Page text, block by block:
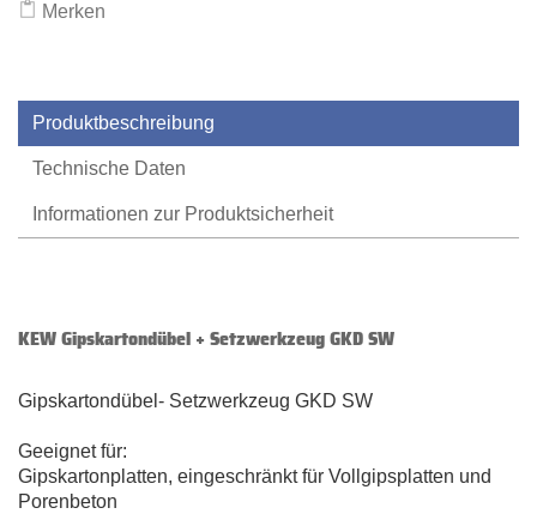
Merken
Produktbeschreibung
Technische Daten
Informationen zur Produktsicherheit
KEW Gipskartondübel + Setzwerkzeug GKD SW
Gipskartondübel- Setzwerkzeug GKD SW
Geeignet für:
Gipskartonplatten, eingeschränkt für Vollgipsplatten und
Porenbeton